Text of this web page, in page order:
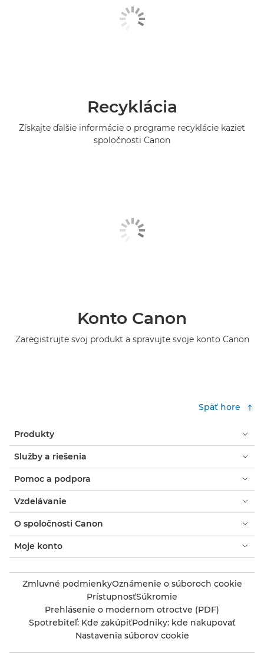
Recyklácia
Získajte ďalšie informácie o programe recyklácie kaziet
spoločnosti Canon
Konto Canon
Zaregistrujte svoj produkt a spravujte svoje konto Canon
Späť hore
Produkty
Služby a riešenia
Pomoc a podpora
Vzdelávanie
O spoločnosti Canon
Moje konto
Zmluvné podmienkyOznámenie o súboroch cookie
PrístupnosťSúkromie
Prehlásenie o modernom otroctve (PDF)
Spotrebiteľ: Kde zakúpiťPodniky: kde nakupovať
Nastavenia súborov cookie